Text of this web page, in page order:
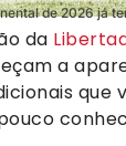
de 2026 já
da
a
que